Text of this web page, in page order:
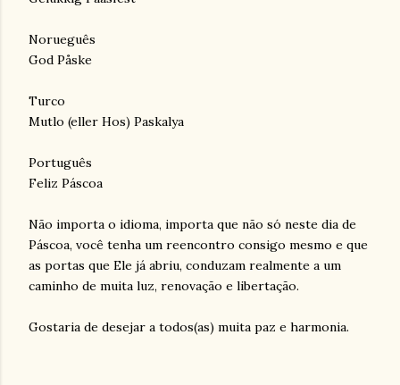
Norueguês
God Påske
Turco
Mutlo (eller Hos) Paskalya
Português
Feliz Páscoa
Não importa o idioma, importa que não só neste dia de
Páscoa, você tenha um reencontro consigo mesmo e que
as portas que Ele já abriu, conduzam realmente a um
caminho de muita luz, renovação e libertação.
Gostaria de desejar a todos(as) muita paz e harmonia.